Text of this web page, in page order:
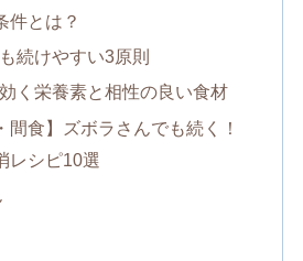
件とは？
続けやすい3原則
く栄養素と相性の良い食材
間食】ズボラさんでも続く！
レシピ10選